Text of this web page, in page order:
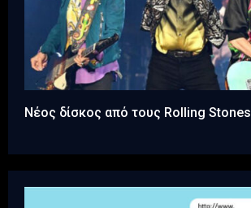
Νέος δίσκος από τους Rolling Stones